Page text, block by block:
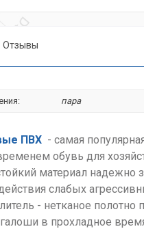
Отзывы
пара
ПВХ - самая
обувь для
материал надежно
слабых
- нетканое полотно
в прохладное